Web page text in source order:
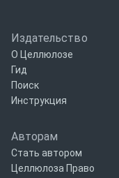
Издательство
О Целлюлозе
Гид
Поиск
Инструкция
Авторам
Стать автором
Целлюлоза Право